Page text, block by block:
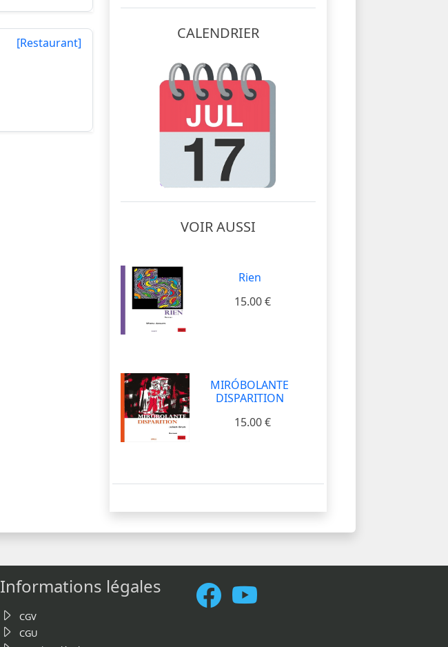
[Restaurant]
CALENDRIER
VOIR AUSSI
Rien
15.00 €
MIRÓBOLANTE
DISPARITION
15.00 €
Informations légales
CGV
CGU